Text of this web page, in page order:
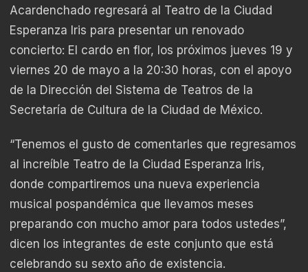
Acardenchado regresará al Teatro de la Ciudad
Esperanza Iris para presentar un renovado
concierto: El cardo en flor, los próximos jueves 19 y
viernes 20 de mayo a la 20:30 horas, con el apoyo
de la Dirección del Sistema de Teatros de la
Secretaría de Cultura de la Ciudad de México.
“Tenemos el gusto de comentarles que regresamos
al increíble Teatro de la Ciudad Esperanza Iris,
donde compartiremos una nueva experiencia
musical pospandémica que llevamos meses
preparando con mucho amor para todos ustedes”,
dicen los integrantes de este conjunto que está
celebrando su sexto año de existencia.